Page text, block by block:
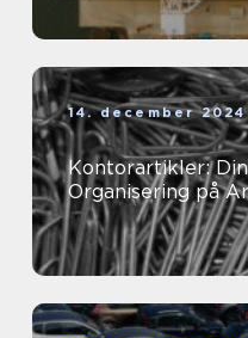
14. december 2024
Kontorartikler:
Organisering på